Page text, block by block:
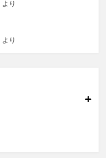
より
より